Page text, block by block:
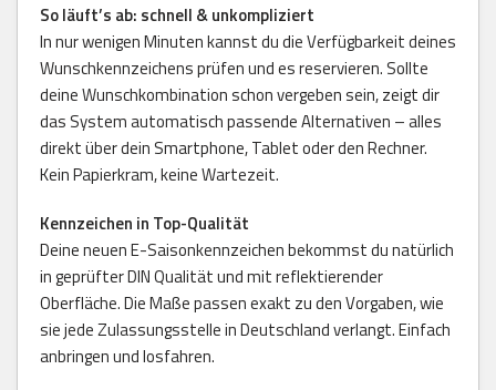
So läuft’s ab: schnell & unkompliziert
In nur wenigen Minuten kannst du die Verfügbarkeit deines
Wunschkennzeichens prüfen und es reservieren. Sollte
deine Wunschkombination schon vergeben sein, zeigt dir
das System automatisch passende Alternativen – alles
direkt über dein Smartphone, Tablet oder den Rechner.
Kein Papierkram, keine Wartezeit.
Kennzeichen in Top-Qualität
Deine neuen E-Saisonkennzeichen bekommst du natürlich
in geprüfter DIN Qualität und mit reflektierender
Oberfläche. Die Maße passen exakt zu den Vorgaben, wie
sie jede Zulassungsstelle in Deutschland verlangt. Einfach
anbringen und losfahren.